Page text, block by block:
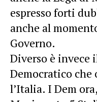
espresso forti
anche al
Governo.
Diverso è invece
Democratico che
l’Italia. I Dem